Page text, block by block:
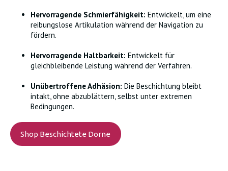
Hervorragende Schmierfähigkeit: Entwickelt, um eine
reibungslose Artikulation während der Navigation zu
fördern.
Hervorragende Haltbarkeit: Entwickelt für
gleichbleibende Leistung während der Verfahren.
Unübertroffene Adhäsion: Die Beschichtung bleibt
intakt, ohne abzublättern, selbst unter extremen
Bedingungen.
Shop Beschichtete Dorne